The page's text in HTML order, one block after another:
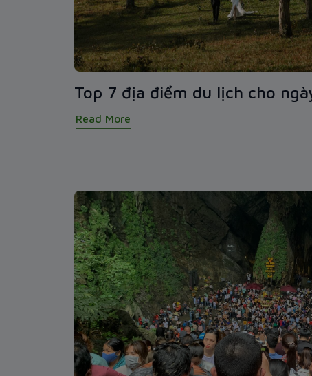
Top 7 địa điểm du lịch cho
Read More